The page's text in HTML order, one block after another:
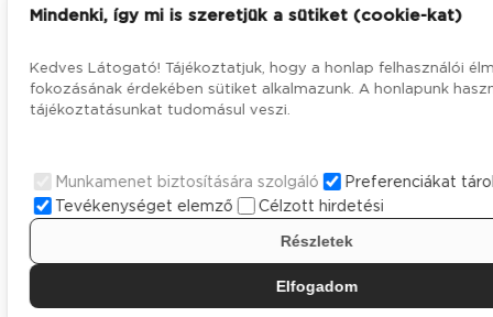
Mindenki, így mi is szeretjük a sütiket (cookie-kat)
Kedves Látogató! Tájékoztatjuk, hogy a honlap felhasználói
fokozásának érdekében sütiket alkalmazunk. A honlapunk
tájékoztatásunkat tudomásul veszi.
Munkamenet biztosítására szolgáló
Preferenciákat
Tevékenységet elemző
Célzott hirdetési
Részletek
Elfogadom